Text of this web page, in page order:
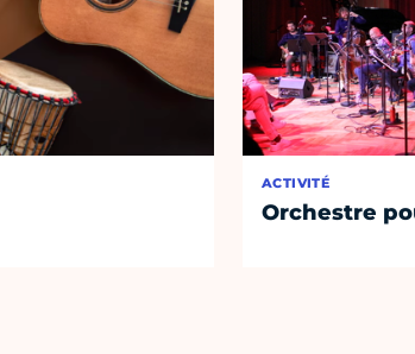
ACTIVITÉ
Orchestre